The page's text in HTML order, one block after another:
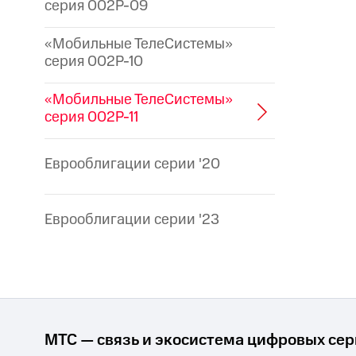
серия 002P-09
«Мобильные ТелеСистемы»
серия 002P-10
«Мобильные ТелеСистемы»
серия 002P-11
Еврооблигации серии '20
Еврооблигации серии '23
МТС — связь и экосистема цифровых